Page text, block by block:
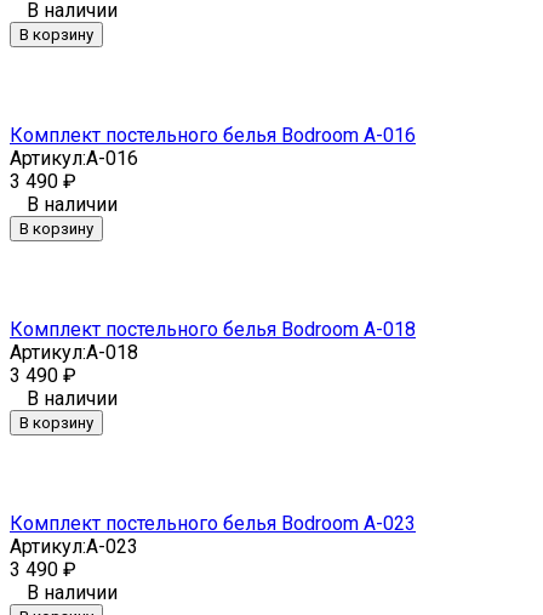
В наличии
В корзину
Комплект постельного белья Bodroom A-016
Артикул:A-016
3 490 ₽
В наличии
В корзину
Комплект постельного белья Bodroom A-018
Артикул:A-018
3 490 ₽
В наличии
В корзину
Комплект постельного белья Bodroom A-023
Артикул:A-023
3 490 ₽
В наличии